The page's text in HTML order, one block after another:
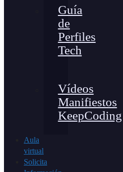
Guía
de
Perfiles
Tech
Vídeos
Manifiestos
KeepCoding
Aula
virtual
Solicita